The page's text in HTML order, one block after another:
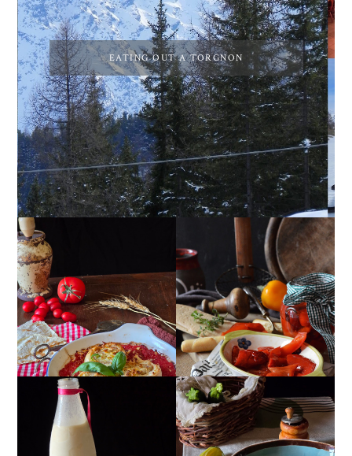
EATING OUT A TORGNON
GIRANDOLE DI
RICOTTA
PEPERONI ALLA
PIEMONTESE
CREMA ESTIVA DI